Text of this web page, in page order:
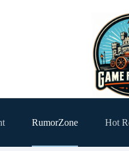
RumorZone Hot